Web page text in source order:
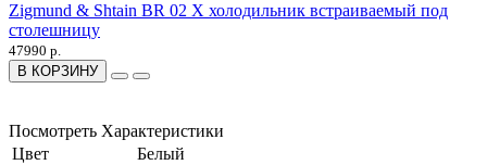
Zigmund & Shtain BR 02 X холодильник встраиваемый под
столешницу
47990 р.
В КОРЗИНУ
Посмотреть Характеристики
Цвет
Белый